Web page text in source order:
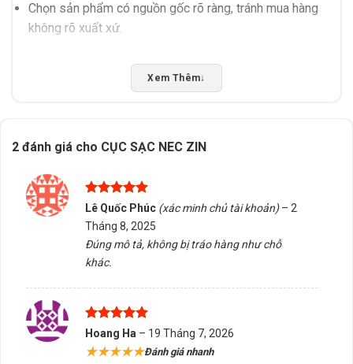
Chọn sản phẩm có nguồn gốc rõ ràng, tránh mua hàng
không rõ xuất xứ.
ướt để đảm bảo an toàn.
Không sử dụng cục sạc đã bị hỏng hoặc có dấu hiệu
chập chờn.
Tháo cục sạc khỏi thiết bị khi không cần thiết để tiết
kiệm điện năng.
tình trạng chập mạch.
Tấn Phát AD sẵn sàng tư vấn chọn đúng sản phẩm, hỗ
trợ kiểm tra tương thích và giao hàng/tư vấn tại Buôn
Xem Thêm↓
2 đánh giá cho CỤC SẠC NEC ZIN
Được xếp
hạng
55
sao
Lê Quốc Phúc (xác minh chủ tài khoản) – 2
Tháng 8, 2025
Đúng mô tả, không bị tráo hàng như chỗ
khác.
Được xếp
hạng5
5
sao
Hoang Ha – 19 Tháng 7, 2026
★★★★★Đánh giá nhanh